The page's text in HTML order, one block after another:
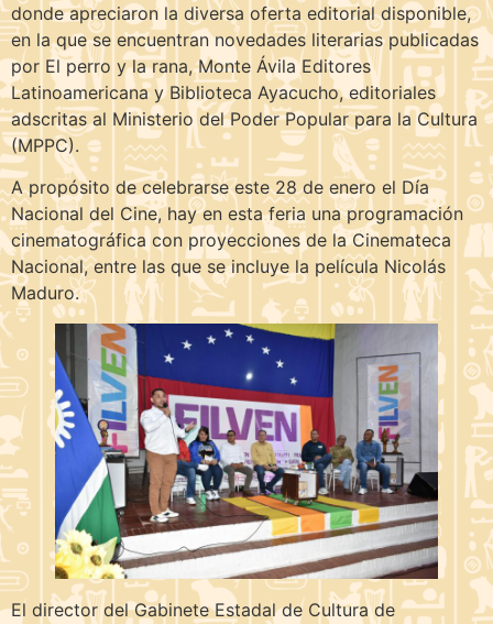
donde apreciaron la diversa oferta editorial disponible,
en la que se encuentran novedades literarias publicadas
por El perro y la rana, Monte Ávila Editores
Latinoamericana y Biblioteca Ayacucho, editoriales
adscritas al Ministerio del Poder Popular para la Cultura
(MPPC).
A propósito de celebrarse este 28 de enero el Día
Nacional del Cine, hay en esta feria una programación
cinematográfica con proyecciones de la Cinemateca
Nacional, entre las que se incluye la película Nicolás
Maduro.
El director del Gabinete Estadal de Cultura de